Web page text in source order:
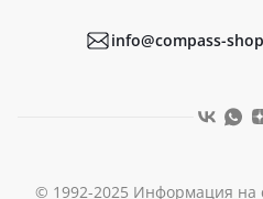
info@compass-
© 1992-2025 Информация на